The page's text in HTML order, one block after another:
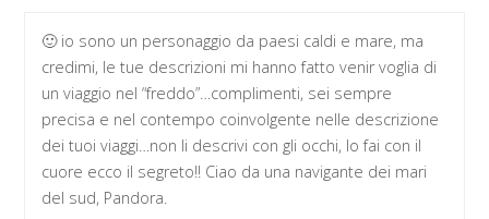
🙂 io sono un personaggio da paesi caldi e mare, ma
credimi, le tue descrizioni mi hanno fatto venir voglia di
un viaggio nel “freddo”…complimenti, sei sempre
precisa e nel contempo coinvolgente nelle descrizione
dei tuoi viaggi…non li descrivi con gli occhi, lo fai con il
cuore ecco il segreto!! Ciao da una navigante dei mari
del sud, Pandora.